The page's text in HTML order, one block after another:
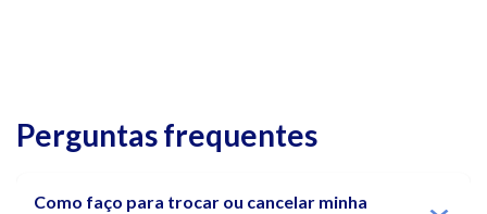
Perguntas frequentes
Como faço para trocar ou cancelar minha